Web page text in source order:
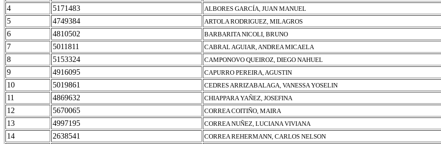
4 5171483 ALBORES GARCÍA, JUAN MANUEL
5 4749384 ARTOLA RODRIGUEZ, MILAGROS
6 4810502 BARBARITA NICOLI, BRUNO
7 5011811 CABRAL AGUIAR, ANDREA MICAELA
8 5153324 CAMPONOVO QUEIROZ, DIEGO NAHUEL
9 4916095 CAPURRO PEREIRA, AGUSTIN
10 5019861 CEDRES ARRIZABALAGA, VANESSA YOSELIN
11 4869632 CHIAPPARA YAÑEZ, JOSEFINA
12 5670065 CORREA COITIÑO, MAIRA
13 4997195 CORREA NUÑEZ, LUCIANA VIVIANA
14 2638541 CORREA REHERMANN, CARLOS NELSON